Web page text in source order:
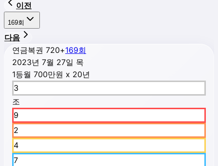
이전
169회
다음
연금복권 720+169회
2023년 7월 27일 목
1등월 700만원 x 20년
3
조
9
2
4
7